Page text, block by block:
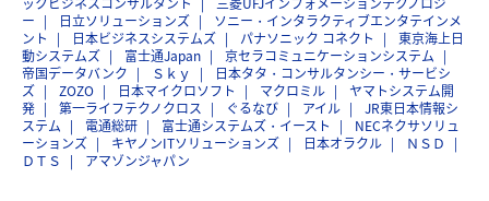
ー
日立ソリューションズ
ソニー・インタラクティブエンタテインメ
ント
日本ビジネスシステムズ パナソニック コネクト
東京海上日
動システムズ
富士通Japan
京セラコミュニケーションシステム
帝国データバンク
Ｓｋｙ
日本タタ・コンサルタンシー・サービシ
ズ
ZOZO 日本マイクロソフト マクロミル
ヤマトシステム開
発
第一ライフテクノクロス ぐるなび アイル
JR東日本情報シ
ステム
電通総研 富士通システムズ・イースト
NECネクサソリュ
ーションズ
キヤノンITソリューションズ 日本オラクル
ＮＳＤ
ＤＴＳ
アマゾンジャパン